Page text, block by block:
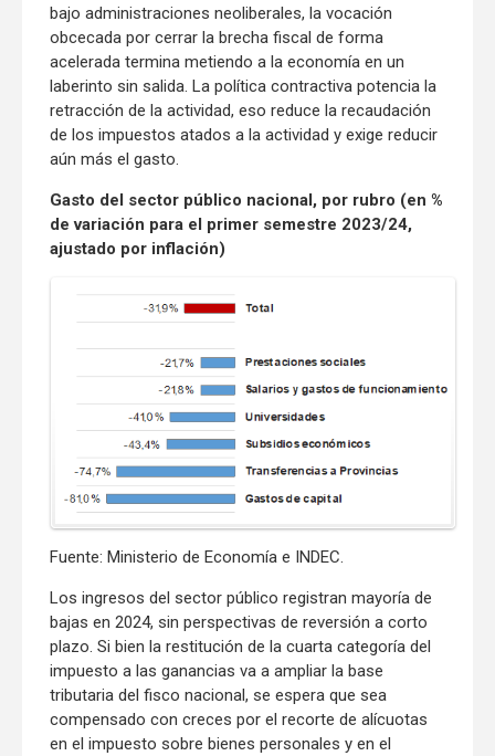
bajo administraciones neoliberales, la vocación
obcecada por cerrar la brecha fiscal de forma
acelerada termina metiendo a la economía en un
laberinto sin salida. La política contractiva potencia la
retracción de la actividad, eso reduce la recaudación
de los impuestos atados a la actividad y exige reducir
aún más el gasto.
Gasto del sector público nacional, por rubro (en %
de variación para el primer semestre 2023/24,
ajustado por inflación)
Fuente: Ministerio de Economía e INDEC.
Los ingresos del sector público registran mayoría de
bajas en 2024, sin perspectivas de reversión a corto
plazo. Si bien la restitución de la cuarta categoría del
impuesto a las ganancias va a ampliar la base
tributaria del fisco nacional, se espera que sea
compensado con creces por el recorte de alícuotas
en el impuesto sobre bienes personales y en el